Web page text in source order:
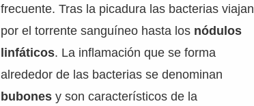
frecuente. Tras la picadura las bacterias viajan
por el torrente sanguíneo hasta los nódulos
linfáticos. La inflamación que se forma
alrededor de las bacterias se denominan
bubones y son característicos de la